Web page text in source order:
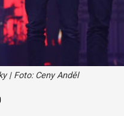
| Foto: Ceny Anděl